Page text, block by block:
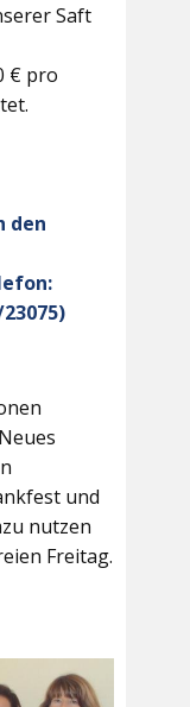
Saft
€ pro
den
und
nutzen
Freitag.